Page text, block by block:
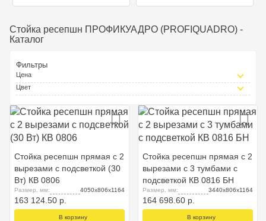
Стойка ресепшн ПРОФИКУАДРО (PROFIQUADRO) -
Каталог
Фильтры
Цена
Цвет
Стойка ресепшн прямая с 2
вырезами с подсветкой (30
Вт) КВ 0806
Размер, мм: 4050x806x1164
163 124.50 р.
В корзину
Стойка ресепшн прямая с 2
вырезами с 3 тумбами с
подсветкой КВ 0816 БН
Размер, мм: 3440x806x1164
164 698.60 р.
В корзину